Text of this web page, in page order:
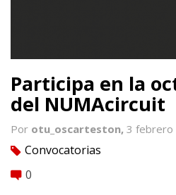
Participa en la
del NUMAcircuit
Por otu_oscarteston, 3 febrero
tag Convocatorias
comment 0